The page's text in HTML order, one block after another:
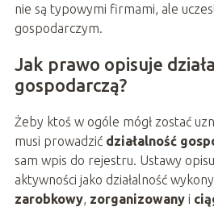
nie są typowymi firmami, ale
gospodarczym.
Jak prawo opisuje
gospodarczą?
Żeby ktoś w ogóle mógł zostać
musi prowadzić działalność
sam wpis do rejestru. Ustawy
aktywności jako działalność
zarobkowy, zorganizowanyi